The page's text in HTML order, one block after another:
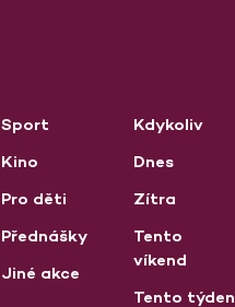
Sport
Kino
Pro děti
Přednášky
Jiné akce
Kdykoliv
Dnes
Zítra
Tento
víkend
Tento týden